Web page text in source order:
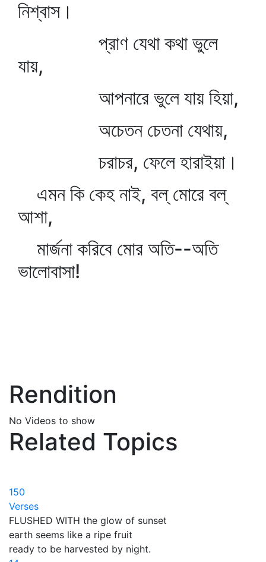
নিশ্বাস।
প্রাণ যেথা কথা ভুলে
যায়,
আপনারে ভুলে যায় হিয়া,
অচেতন চেতনা যেথায়,
চরাচর, ফেলে হারাইয়া।
এমন কি কেহ নাই, বল্‌ মোরে বল্‌
আশা,
মার্জনা করিবে মোর অতি--অতি
ভালোবাসা!
Rendition
No Videos to show
Related Topics
150
Verses
FLUSHED WITH the glow of sunset
earth seems like a ripe fruit
ready to be harvested by night.